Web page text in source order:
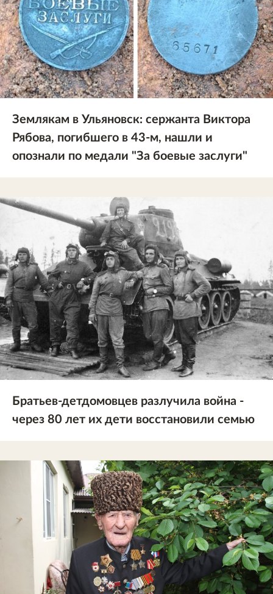
Землякам в Ульяновск: сержанта Виктора
Рябова, погибшего в 43-м, нашли и
опознали по медали "За боевые заслуги"
Братьев-детдомовцев разлучила война -
через 80 лет их дети восстановили семью